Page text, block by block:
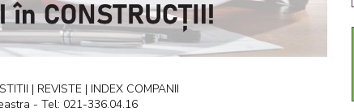
| REVISTE | INDEX COMPANII
- Tel: 021-336.04.16